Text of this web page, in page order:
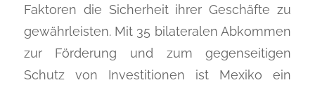
Faktoren die Sicherheit ihrer Geschäfte zu
gewährleisten. Mit 35 bilateralen Abkommen
zur Förderung und zum gegenseitigen
Schutz von Investitionen ist Mexiko ein